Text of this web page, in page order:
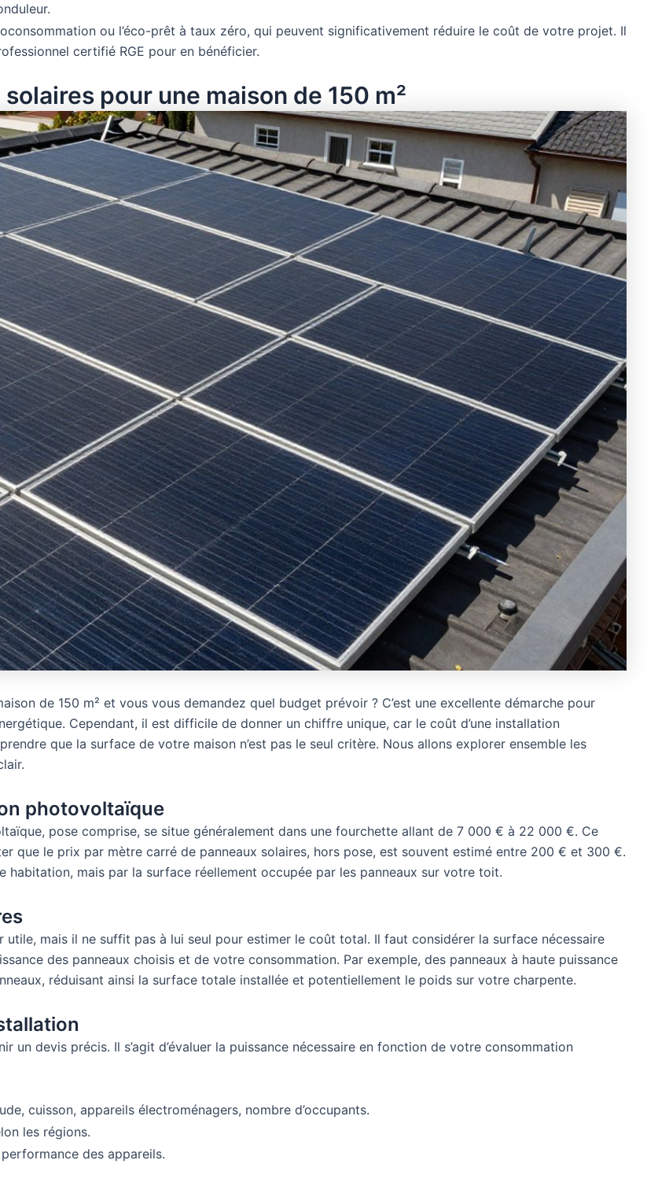
ou l’éco-prêt à taux zéro, qui peuvent significativement réduire le coût de votre projet. Il
certifié RGE pour en bénéficier.
pour une maison de 150 m²
de 150 m² et vous vous demandez quel budget prévoir ? C’est une excellente démarche pour
Cependant, il est difficile de donner un chiffre unique, car le coût d’une installation
que la surface de votre maison n’est pas le seul critère. Nous allons explorer ensemble les
photovoltaïque
pose comprise, se situe généralement dans une fourchette allant de 7 000 € à 22 000 €. Ce
que le prix par mètre carré de panneaux solaires, hors pose, est souvent estimé entre 200 € et 300 €.
mais par la surface réellement occupée par les panneaux sur votre toit.
mais il ne suffit pas à lui seul pour estimer le coût total. Il faut considérer la surface nécessaire
des panneaux choisis et de votre consommation. Par exemple, des panneaux à haute puissance
réduisant ainsi la surface totale installée et potentiellement le poids sur votre charpente.
devis précis. Il s’agit d’évaluer la puissance nécessaire en fonction de votre consommation
cuisson, appareils électroménagers, nombre d’occupants.
les régions.
des appareils.